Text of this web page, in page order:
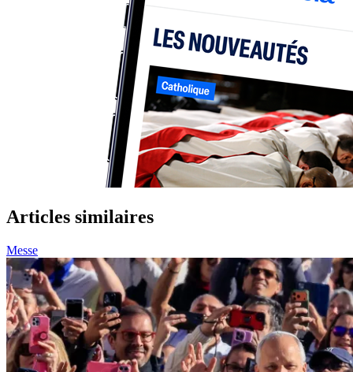
Articles similaires
Messe